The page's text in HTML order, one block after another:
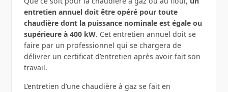
entretien annuel doit être opéré pour toute
chaudière dont la puissance nominale est égale ou
supérieure à 400 kW. Cet entretien annuel doit se
faire par un professionnel qui se chargera de
délivrer un certificat d’entretien après avoir fait son
travail.
L’entretien d’une chaudière à gaz se fait en